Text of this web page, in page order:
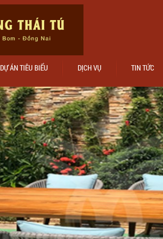
DỰ ÁN TIÊU BIỂU DỊCH VỤ TIN TỨC